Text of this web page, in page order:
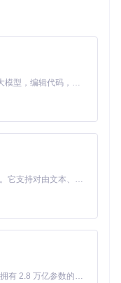
。
/天
78%
Claude Code 的开源替代方案。连接任意大模型，编辑代码，运行命令，自动验证 — 全自动执行。用 Rust 构建，极致性能。 ｜ An open-source alternative to Claude Code. Connect any LLM, edit code, run commands, and verify changes — autonomously. Built in Rust for speed. Get Started
MiniMax H3 是一个通用的全模态生成系统。它支持对由文本、图像、视频和音频组成的多模态上下文进行统一理解，并能生成分辨率高达 2K、时长可达 15 秒的带原生立体声音频的视频。得益于面向任务泛化的系统设计，H3 在预训练阶段就已具备广泛的多模态上下文理解与生成能力，能够出色地执行复杂的多模态指令。
Kimi K3 是Kimi能力最强的模型：这是一个拥有 2.8 万亿参数的混合专家（MoE）模型，具备原生视觉理解能力，并支持 100 万 token 的上下文窗口。